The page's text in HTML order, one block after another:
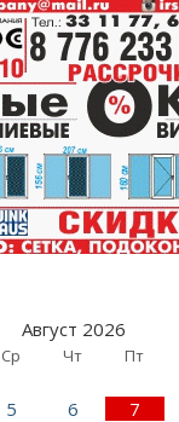
Август 2026
Ср Чт Пт
5 6 7